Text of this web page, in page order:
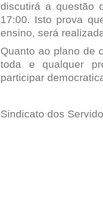
discutirá a questão
17:00. Isto prova
ensino, será
Quanto ao plano de
toda e qualquer
participar
Sindicato dos